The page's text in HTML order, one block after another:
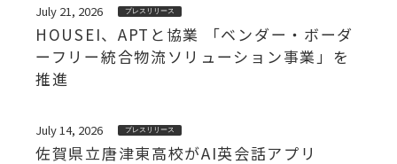
July 21, 2026 プレスリリース
HOUSEI、APTと協業 「ベンダー・ボーダ
ーフリー統合物流ソリューション事業」を
推進
July 14, 2026 プレスリリース
佐賀県立唐津東高校がAI英会話アプリ